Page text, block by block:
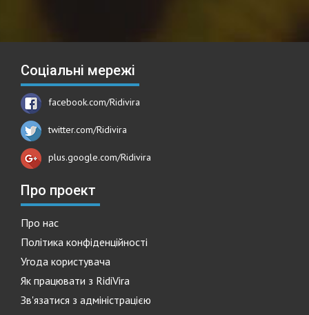
Соціальні мережі
facebook.com/Ridivira
twitter.com/Ridivira
plus.google.com/Ridivira
Про проект
Про нас
Політика конфіденційності
Угода користувача
Як працювати з RidiVira
Зв'язатися з адміністрацією